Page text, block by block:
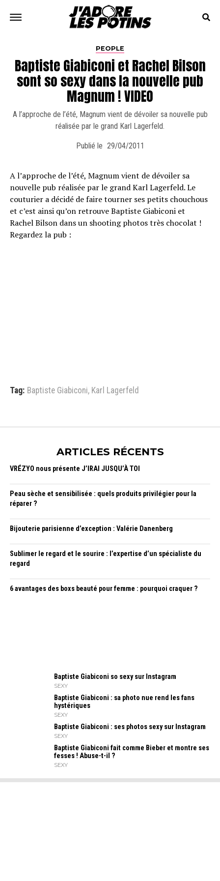
PEOPLE
Baptiste Giabiconi et Rachel Bilson
sont so sexy dans la nouvelle pub
Magnum ! VIDEO
A l’approche de l’été, Magnum vient de dévoiler sa nouvelle pub
réalisée par le grand Karl Lagerfeld.
Publié le 29/04/2011
A l’approche de l’été, Magnum vient de dévoiler sa
nouvelle pub réalisée par le grand Karl Lagerfeld. Le
couturier a décidé de faire tourner ses petits chouchous
et c’est ainsi qu’on retrouve Baptiste Giabiconi et
Rachel Bilson dans un shooting photos très chocolat !
Regardez la pub :
Tag: Baptiste Giabiconi, Karl Lagerfeld
ARTICLES RÉCENTS
VRÉZYO nous présente J’IRAI JUSQU’À TOI
Peau sèche et sensibilisée : quels produits privilégier pour la
réparer ?
Bijouterie parisienne d’exception : Valérie Danenberg
Sublimer le regard et le sourire : l’expertise d’un spécialiste du
regard
6 avantages des boxs beauté pour femme : pourquoi craquer ?
Baptiste Giabiconi so sexy sur Instagram
SEXY
Baptiste Giabiconi : sa photo nue rend les fans
hystériques
SEXY
Baptiste Giabiconi : ses photos sexy sur Instagram
SEXY
Baptiste Giabiconi fait comme Bieber et montre ses
fesses ! Abuse-t-il ?
SEXY